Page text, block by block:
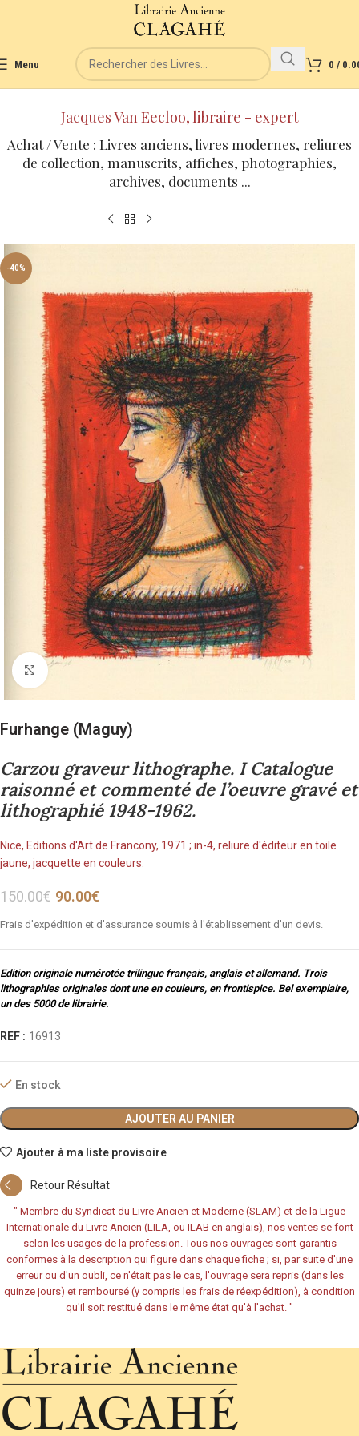
Menu 0 /
Jacques Van Eecloo, libraire - expert
Achat / Vente : Livres anciens, livres modernes, reliures
de collection, manuscrits, affiches, photographies,
archives, documents ...
-40%
Cliquez pour agrandir
Furhange (Maguy)
Carzou graveur lithographe. I Catalogue
raisonné et commenté de l’oeuvre gravé et
lithographié 1948-1962.
Nice, Editions d'Art de Francony, 1971 ; in-4, reliure d'éditeur en toile
jaune, jacquette en couleurs.
150.00€ 90.00€
Frais d'expédition et d'assurance soumis à l'établissement d'un devis.
Edition originale numérotée trilingue français, anglais et allemand. Trois
lithographies originales dont une en couleurs, en frontispice. Bel exemplaire,
un des 5000 de librairie.
REF : 16913
En stock
AJOUTER AU PANIER
Ajouter à ma liste provisoire
Retour Résultat
" Membre du Syndicat du Livre Ancien et Moderne (SLAM) et de la Ligue
Internationale du Livre Ancien (LILA, ou ILAB en anglais), nos ventes se font
selon les usages de la profession. Tous nos ouvrages sont garantis
conformes à la description qui figure dans chaque fiche ; si, par suite d'une
erreur ou d'un oubli, ce n'était pas le cas, l'ouvrage sera repris (dans les
quinze jours) et remboursé (y compris les frais de réexpédition), à condition
qu'il soit restitué dans le même état qu'à l'achat. "